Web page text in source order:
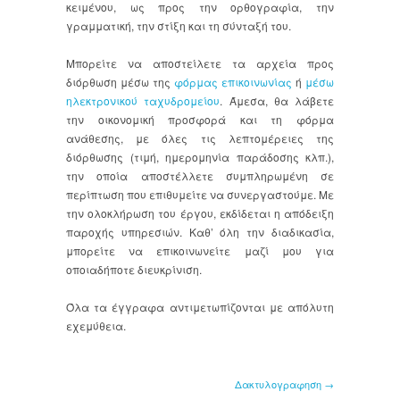
κειμένου, ως προς την ορθογραφία, την
γραμματική, την στίξη και τη σύνταξή του.
Μπορείτε να αποστείλετε τα αρχεία προς
διόρθωση μέσω της φόρμας επικοινωνίας ή μέσω
ηλεκτρονικού ταχυδρομείου. Άμεσα, θα λάβετε
την οικονομική προσφορά και τη φόρμα
ανάθεσης, με όλες τις λεπτομέρειες της
διόρθωσης (τιμή, ημερομηνία παράδοσης κλπ.),
την οποία αποστέλλετε συμπληρωμένη σε
περίπτωση που επιθυμείτε να συνεργαστούμε. Με
την ολοκλήρωση του έργου, εκδίδεται η απόδειξη
παροχής υπηρεσιών. Καθ’ όλη την διαδικασία,
μπορείτε να επικοινωνείτε μαζί μου για
οποιαδήποτε διευκρίνιση.
Όλα τα έγγραφα αντιμετωπίζονται με απόλυτη
εχεμύθεια.
Δακτυλογραφηση →